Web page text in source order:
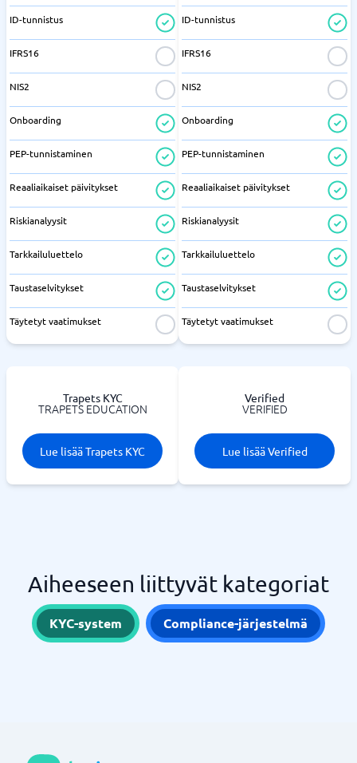
ID-tunnistus
IFRS16
NIS2
Onboarding
PEP-tunnistaminen
Reaaliaikaiset päivitykset
Riskianalyysit
Tarkkailuluettelo
Taustaselvitykset
Täytetyt vaatimukset
ID-tunnistus
IFRS16
NIS2
Onboarding
PEP-tunnistaminen
Reaaliaikaiset päivitykset
Riskianalyysit
Tarkkailuluettelo
Taustaselvitykset
Täytetyt vaatimukset
Trapets KYC
TRAPETS EDUCATION
Lue lisää Trapets KYC
Verified
VERIFIED
Lue lisää Verified
Aiheeseen liittyvät kategoriat
KYC-system Compliance-järjestelmä